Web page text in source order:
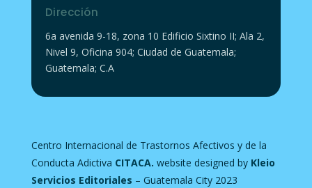
Dirección
6a avenida 9-18, zona 10 Edificio Sixtino II; Ala 2,
Nivel 9, Oficina 904; Ciudad de Guatemala;
Guatemala; C.A
Centro Internacional de Trastornos Afectivos y de la
Conducta Adictiva CITACA. website designed by Kleio
Servicios Editoriales – Guatemala City 2023